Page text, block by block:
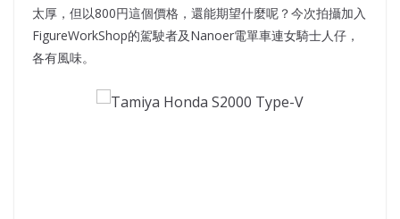
太厚，但以800円這個價格，還能期望什麼呢？今次拍攝加入
FigureWorkShop的駕駛者及Nanoer電單車連女騎士人仔，
各有風味。